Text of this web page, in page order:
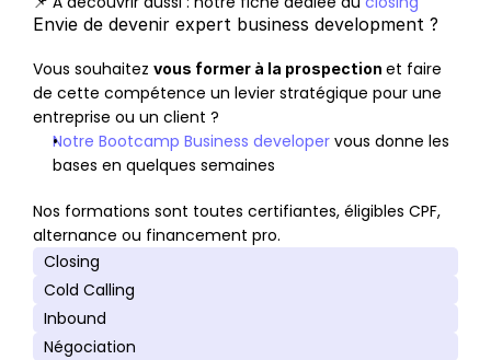
Envie de devenir expert business development ?
Vous souhaitez vous former à la prospection et faire
de cette compétence un levier stratégique pour une
entreprise ou un client ?
Notre Bootcamp Business developer vous donne les
bases en quelques semaines
Nos formations sont toutes certifiantes, éligibles CPF,
alternance ou financement pro.
Closing
Cold Calling
Inbound
Négociation